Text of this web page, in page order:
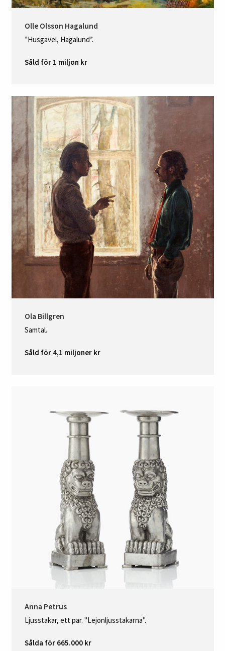
Olle Olsson Hagalund
”Husgavel, Hagalund”.
Såld för 1 miljon kr
Ola Billgren
Samtal.
Såld för 4,1 miljoner kr
Anna Petrus
Ljusstakar, ett par. "Lejonljusstakarna".
Sålda för 665.000 kr